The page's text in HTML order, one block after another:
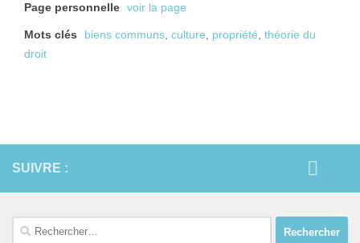
Page personnelle voir la page
Mots clés biens communs, culture, propriété, théorie du
droit
SUIVRE :
Rechercher :